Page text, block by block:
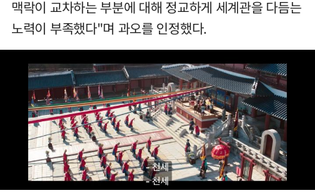
맥락이 교차하는 부분에 대해 정교하게 세계관을 다듬는
노력이 부족했다"며 과오를 인정했다.